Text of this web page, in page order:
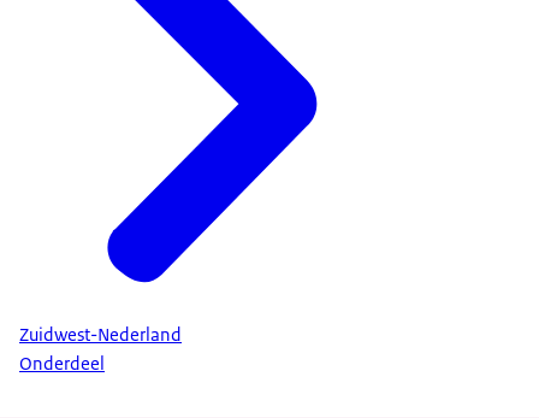
Zuidwest-Nederland
Onderdeel